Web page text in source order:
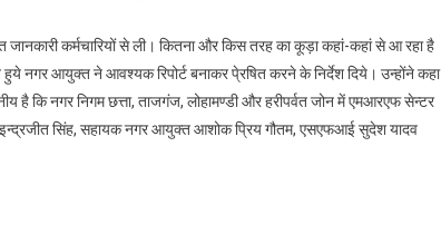
कर्मचारियों से ली। कितना और किस तरह का कूड़ा कहां-कहां से आ रहा है
नगर आयुक्त ने आवश्यक रिपोर्ट बनाकर पे्रषित करने के निर्देश दिये। उन्होंने कहा
है कि नगर निगम छत्ता, ताजगंज, लोहामण्डी और हरीपर्वत जोन में एमआरएफ सेन्टर
इन्द्रजीत सिंह, सहायक नगर आयुक्त आशोक प्रिय गौतम, एसएफआई सुदेश यादव